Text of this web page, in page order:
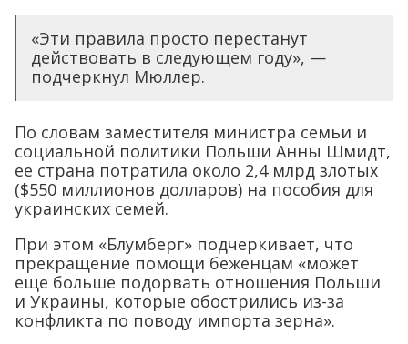
«Эти правила просто перестанут
действовать в следующем году», —
подчеркнул Мюллер.
По словам заместителя министра семьи и
социальной политики Польши Анны Шмидт,
ее страна потратила около 2,4 млрд злотых
($550 миллионов долларов) на пособия для
украинских семей.
При этом «Блумберг» подчеркивает, что
прекращение помощи беженцам «может
еще больше подорвать отношения Польши
и Украины, которые обострились из-за
конфликта по поводу импорта зерна».